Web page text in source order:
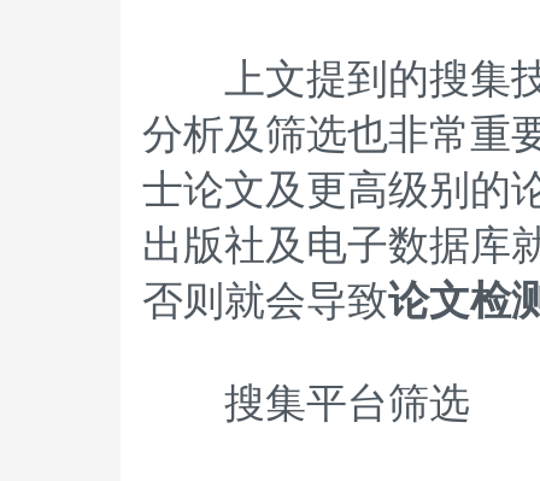
上文提到的搜集技
分析及筛选也非常重
士论文及更高级别的
出版社及电子数据库
否则就会导致论文检
搜集平台筛选